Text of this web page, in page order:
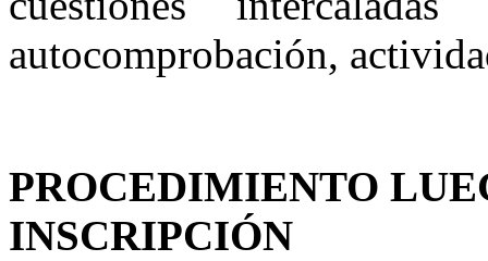
autocomprobación,
PROCEDIMIENTO
INSCRIPCIÓN